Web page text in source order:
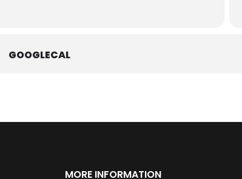
GOOGLECAL
MORE INFORMATION